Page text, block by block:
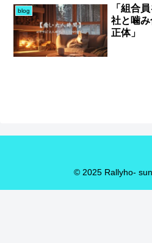
blog
「組合
社と噛
正体」
© 2025 Rallyho-